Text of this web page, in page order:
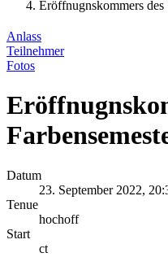
Eröffnugnskommers des
Anlass
Teilnehmer
Fotos
Datum
23. September 2022,
Tenue
hochoff
Start
ct